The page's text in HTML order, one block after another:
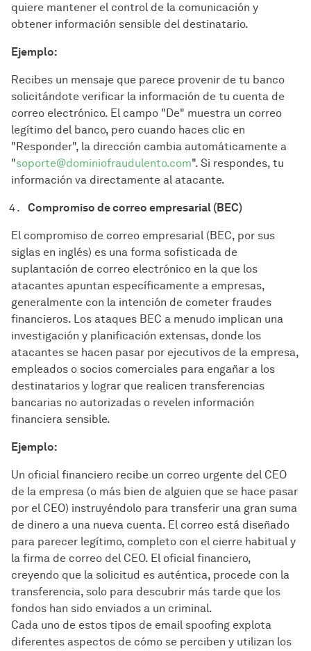
quiere mantener el control de la comunicación y
obtener información sensible del destinatario.
Ejemplo:
Recibes un mensaje que parece provenir de tu banco
solicitándote verificar la información de tu cuenta de
correo electrónico. El campo "De" muestra un correo
legítimo del banco, pero cuando haces clic en
"Responder", la dirección cambia automáticamente a
"soporte@dominiofraudulento.com". Si respondes, tu
información va directamente al atacante.
Compromiso de correo empresarial (BEC)
El compromiso de correo empresarial (BEC, por sus
siglas en inglés) es una forma sofisticada de
suplantación de correo electrónico en la que los
atacantes apuntan específicamente a empresas,
generalmente con la intención de cometer fraudes
financieros. Los ataques BEC a menudo implican una
investigación y planificación extensas, donde los
atacantes se hacen pasar por ejecutivos de la empresa,
empleados o socios comerciales para engañar a los
destinatarios y lograr que realicen transferencias
bancarias no autorizadas o revelen información
financiera sensible.
Ejemplo:
Un oficial financiero recibe un correo urgente del CEO
de la empresa (o más bien de alguien que se hace pasar
por el CEO) instruyéndolo para transferir una gran suma
de dinero a una nueva cuenta. El correo está diseñado
para parecer legítimo, completo con el cierre habitual y
la firma de correo del CEO. El oficial financiero,
creyendo que la solicitud es auténtica, procede con la
transferencia, solo para descubrir más tarde que los
fondos han sido enviados a un criminal.
Cada uno de estos tipos de email spoofing explota
diferentes aspectos de cómo se perciben y utilizan los